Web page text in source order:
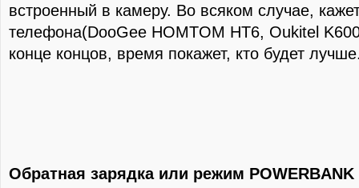
встроенный в камеру. Во всяком случае,
телефона(DooGee HOMTOM НТ6, Oukitel
конце концов, время покажет, кто будет
Обратная зарядка или режим POWERBANK